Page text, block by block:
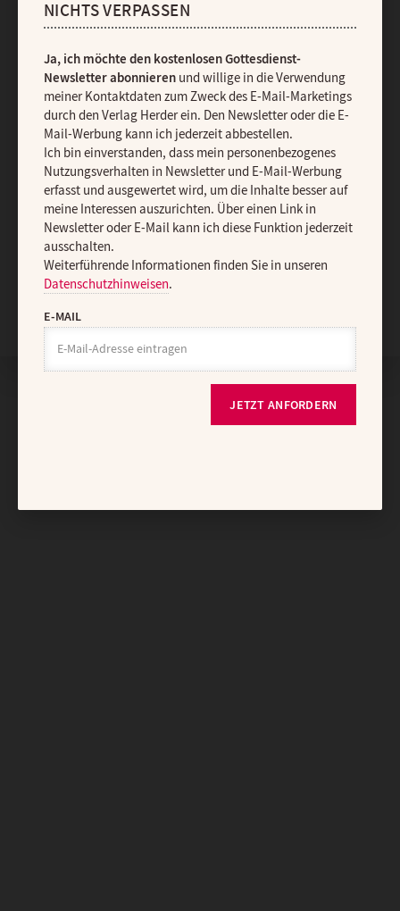
Impressum
Vertrag widerrufen Abo online kündigen
NICHTS VERPASSEN
Ja, ich möchte den kostenlosen Gottesdienst-
Newsletter abonnierenund willige in die Verwendung
meiner Kontaktdaten zum Zweck des E-Mail-Marketings
durch den Verlag Herder ein. Den Newsletter oder die E-
Mail-Werbung kann ich jederzeit abbestellen.
Ich bin einverstanden, dass mein personenbezogenes
Nutzungsverhalten in Newsletter und E-Mail-Werbung
erfasst und ausgewertet wird, um die Inhalte besser auf
meine Interessen auszurichten. Über einen Link in
Newsletter oder E-Mail kann ich diese Funktion jederzeit
ausschalten.
Weiterführende Informationen finden Sie in unseren
Datenschutzhinweisen.
E-MAIL
JETZT ANFORDERN